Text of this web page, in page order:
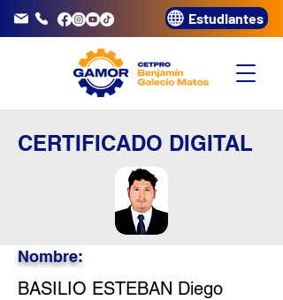
3320072 Estudiantes
CERTIFICADO DIGITAL
Nombre:
BASILIO ESTEBAN Diego